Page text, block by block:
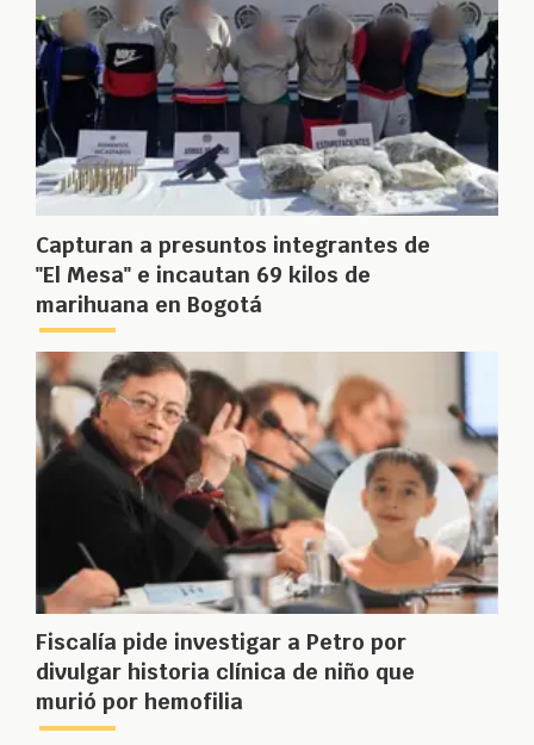
Capturan a presuntos integrantes de
"El Mesa" e incautan 69 kilos de
marihuana en Bogotá
Fiscalía pide investigar a Petro por
divulgar historia clínica de niño que
murió por hemofilia